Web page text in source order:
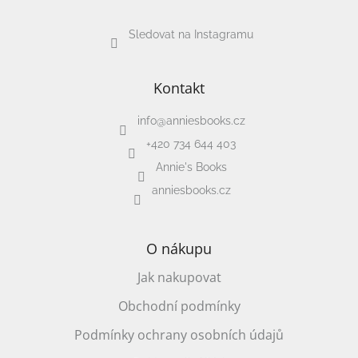
Sledovat na Instagramu
Kontakt
info@anniesbooks.cz
+420 734 644 403
Annie's Books
anniesbooks.cz
O nákupu
Jak nakupovat
Obchodní podmínky
Podmínky ochrany osobních údajů